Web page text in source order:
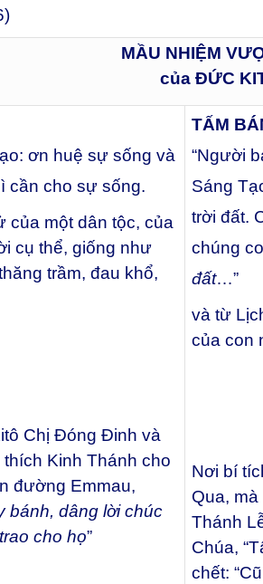
MẦU NHIỆM
của ĐỨC
ơn huệ sự sống và
cần cho sự sống.
của một dân tộc, của
cụ thể, giống như
trầm, đau khổ,
Chị Đóng Đinh và
Kinh Thánh cho
đường Emmau,
bánh, dâng lời chúc
cho họ”
TẤM
“Người
Sáng
trời đất.
chúng
đất…”
và từ
của con
Nơi bí
Qua,
Thánh
Chúa,
chết: